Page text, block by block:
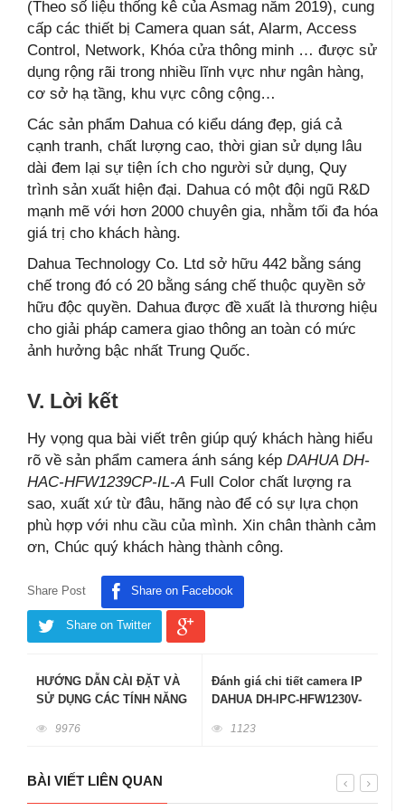
(Theo số liệu thống kê của Asmag năm 2019), cung
cấp các thiết bị Camera quan sát, Alarm, Access
Control, Network, Khóa cửa thông minh … được sử
dụng rộng rãi trong nhiều lĩnh vực như ngân hàng,
cơ sở hạ tầng, khu vực công cộng…
Các sản phẩm Dahua có kiểu dáng đẹp, giá cả
cạnh tranh, chất lượng cao, thời gian sử dụng lâu
dài đem lại sự tiện ích cho người sử dụng, Quy
trình sản xuất hiện đại. Dahua có một đội ngũ R&D
mạnh mẽ với hơn 2000 chuyên gia, nhằm tối đa hóa
giá trị cho khách hàng.
Dahua Technology Co. Ltd sở hữu 442 bằng sáng
chế trong đó có 20 bằng sáng chế thuộc quyền sở
hữu độc quyền. Dahua được đề xuất là thương hiệu
cho giải pháp camera giao thông an toàn có mức
ảnh hưởng bậc nhất Trung Quốc.
V. Lời kết
Hy vọng qua bài viết trên giúp quý khách hàng hiểu
rõ về sản phẩm camera ánh sáng kép DAHUA DH-
HAC-HFW1239CP-IL-A Full Color chất lượng ra
sao, xuất xứ từ đâu, hãng nào để có sự lựa chọn
phù hợp với nhu cầu của mình. Xin chân thành cảm
ơn, Chúc quý khách hàng thành công.
Share Post Share on Facebook
Share on Twitter
HƯỚNG DẪN CÀI ĐẶT VÀ
SỬ DỤNG CÁC TÍNH NĂNG
TRÊN ĐIỆN THOẠI
9976
Đánh giá chi tiết camera IP
DAHUA DH-IPC-HFW1230V-
1123
BÀI VIẾT LIÊN QUAN